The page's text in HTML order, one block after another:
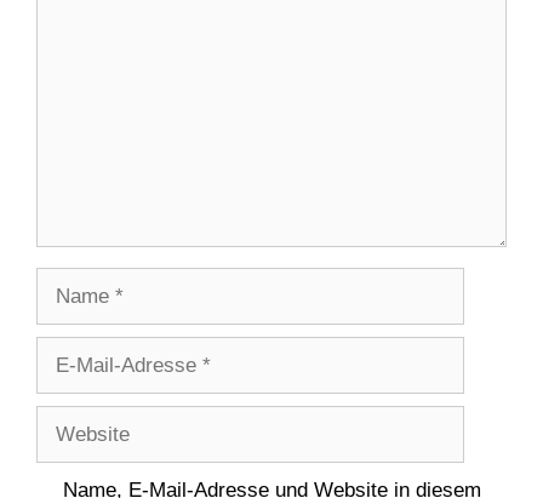
Adresse
Name, E-Mail-Adresse und Website in diesem